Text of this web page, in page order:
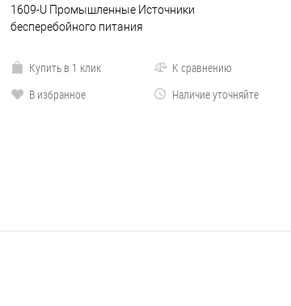
1609-U Промышленные Источники
бесперебойного питания
Купить в 1 клик
К сравнению
В избранное
Наличие уточняйте